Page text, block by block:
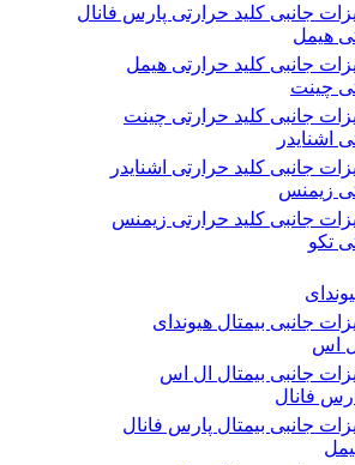
جانبی کلید حرارتی پارس فانال
هیمل
جانبی کلید حرارتی هیمل
چینت
جانبی کلید حرارتی چینت
اشنایدر
جانبی کلید حرارتی اشنایدر
زیمنس
جانبی کلید حرارتی زیمنس
تکو
جانبی بیمتال هیوندای
اس
جانبی بیمتال ال اس
فانال
جانبی بیمتال پارس فانال